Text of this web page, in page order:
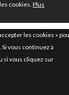
cookies. Plus
les cookies »
vous continuez à
si vous cliquez sur